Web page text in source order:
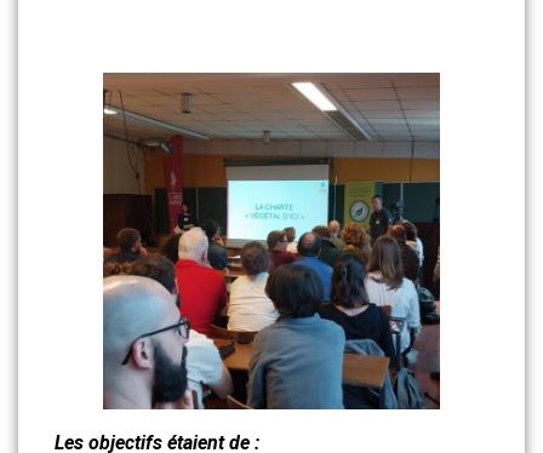
Les objectifs étaient de :